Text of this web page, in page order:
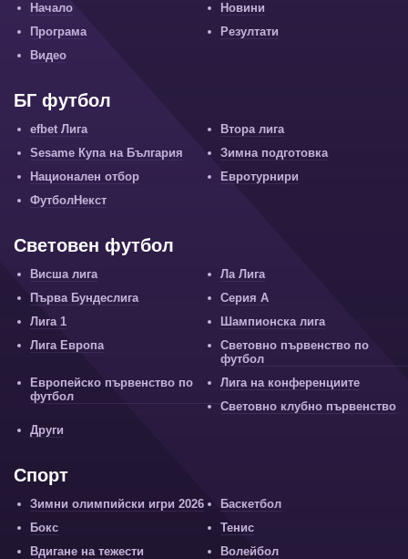
Начало
Новини
Програма
Резултати
Видео
БГ футбол
efbet Лига
Втора лига
Sesame Купа на България
Зимна подготовка
Национален отбор
Евротурнири
ФутболНекст
Световен футбол
Висша лига
Ла Лига
Първа Бундеслига
Серия А
Лига 1
Шампионска лига
Лига Европа
Световно първенство по
футбол
Европейско първенство по
футбол
Лига на конференциите
Световно клубно първенство
Други
Спорт
Зимни олимпийски игри 2026
Баскетбол
Бокс
Тенис
Вдигане на тежести
Волейбол